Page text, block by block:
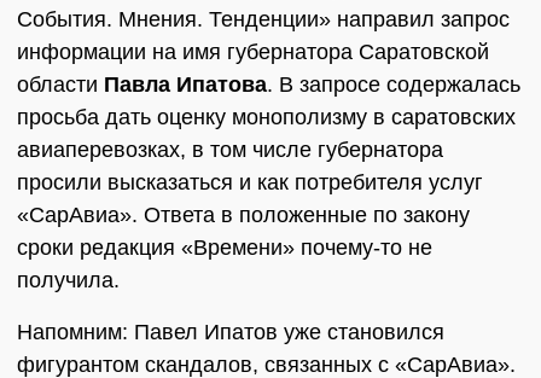
События. Мнения. Тенденции» направил запрос
информации на имя губернатора Саратовской
области Павла Ипатова. В запросе содержалась
просьба дать оценку монополизму в саратовских
авиаперевозках, в том числе губернатора
просили высказаться и как потребителя услуг
«СарАвиа». Ответа в положенные по закону
сроки редакция «Времени» почему-то не
получила.
Напомним: Павел Ипатов уже становился
фигурантом скандалов, связанных с «СарАвиа».